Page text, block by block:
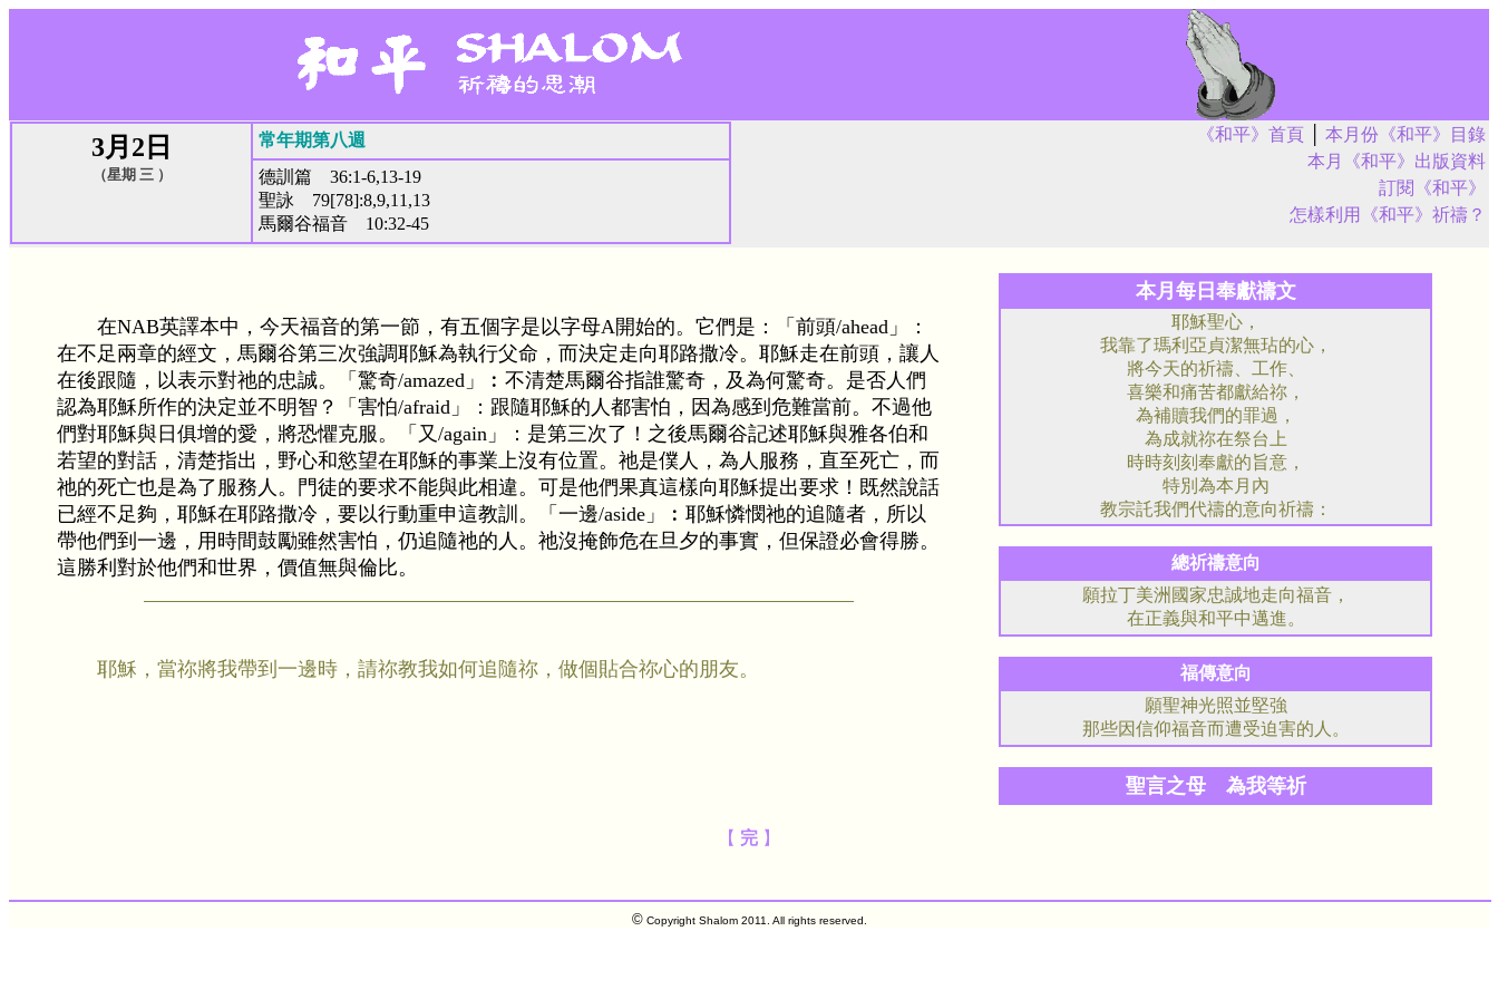
3月2日
（星期 三 ）
常年期第八週
德訓篇 36:1-6,13-19
聖詠 79[78]:8,9,11,13
馬爾谷福音 10:32-45
《和平》首頁
本月份《和平》目錄
本月《和平》出版資料
訂閱《和平》
怎樣利用《和平》祈禱？
在NAB英譯本中，今天福音的第一節，有五個字是以字母A開始的。它們是：「前頭/ahead」：
在不足兩章的經文，馬爾谷第三次強調耶穌為執行父命，而決定走向耶路撒冷。耶穌走在前頭，讓人
在後跟隨，以表示對祂的忠誠。「驚奇/amazed」︰不清楚馬爾谷指誰驚奇，及為何驚奇。是否人們
認為耶穌所作的決定並不明智？「害怕/afraid」：跟隨耶穌的人都害怕，因為感到危難當前。不過他
們對耶穌與日俱增的愛，將恐懼克服。「又/again」：是第三次了！之後馬爾谷記述耶穌與雅各伯和
若望的對話，清楚指出，野心和慾望在耶穌的事業上沒有位置。祂是僕人，為人服務，直至死亡，而
祂的死亡也是為了服務人。門徒的要求不能與此相違。可是他們果真這樣向耶穌提出要求！既然說話
已經不足夠，耶穌在耶路撒冷，要以行動重申這教訓。「一邊/aside」︰耶穌憐憫祂的追隨者，所以
帶他們到一邊，用時間鼓勵雖然害怕，仍追隨祂的人。祂沒掩飾危在旦夕的事實，但保證必會得勝。
這勝利對於他們和世界，價值無與倫比。
耶穌，當祢將我帶到一邊時，請祢教我如何追隨祢，做個貼合祢心的朋友。
本月每日奉獻禱文
耶穌聖心，
我靠了瑪利亞貞潔無玷的心，
將今天的祈禱、工作、
喜樂和痛苦都獻給祢，
為補贖我們的罪過，
為成就祢在祭台上
時時刻刻奉獻的旨意，
特別為本月內
教宗託我們代禱的意向祈禱：
總祈禱意向
願拉丁美洲國家忠誠地走向福音，
在正義與和平中邁進。
福傳意向
願聖神光照並堅強
那些因信仰福音而遭受迫害的人。
聖言之母 為我等祈
【 完 】
©Copyright Shalom 2011. All rights reserved.